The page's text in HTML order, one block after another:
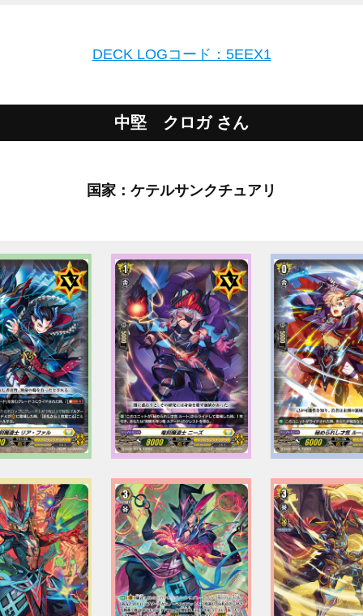
DECK LOGコード：5EEX1
中堅 クロガ さん
国家：ケテルサンクチュアリ